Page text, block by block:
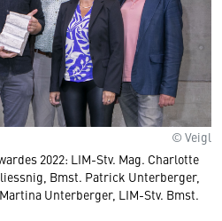
© Veigl
2022: LIM-Stv. Mag. Charlotte
Bmst. Patrick Unterberger,
Unterberger, LIM-Stv. Bmst.